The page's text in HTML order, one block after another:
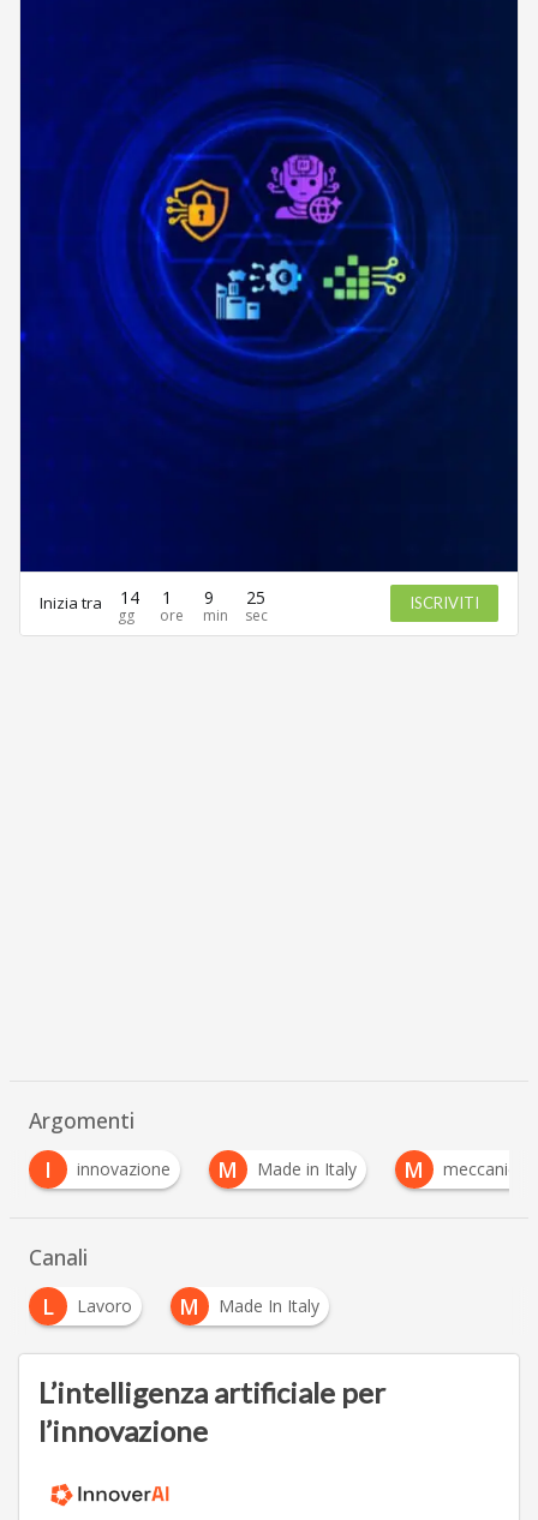
Inizia tra 14 1 9 25 ISCRIVITI
Argomenti
innovazione Made in Italy
meccanica
Canali
L
Lavoro M Made In Italy
L’intelligenza artificiale per
l’innovazione